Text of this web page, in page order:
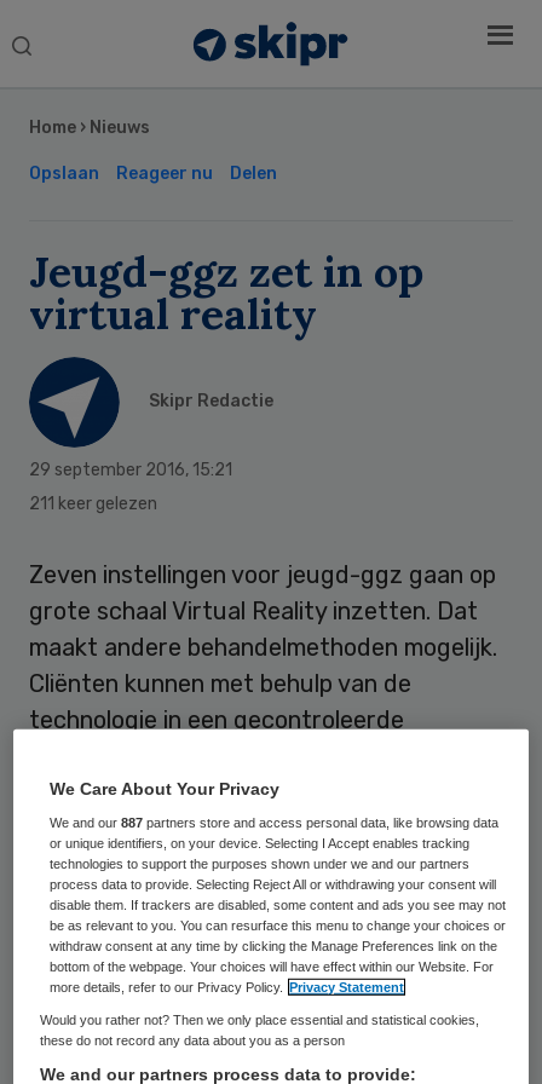
Search
Home › Nieuws
Opslaan Reageer nu Delen
Jeugd-ggz zet in op
virtual reality
Skipr Redactie
29 september 2016, 15:21
211 keer gelezen
Zeven instellingen voor jeugd-ggz gaan op
grote schaal Virtual Reality inzetten. Dat
maakt andere behandelmethoden mogelijk.
Cliënten kunnen met behulp van de
technologie in een gecontroleerde
overwinnen.
De zeven ggz-instellingen verenigd in het
Expertisenetwerk Kinder- en
Jeugdpsychiatrie, werken daarvoor samen
met online behandelplatform Jouw
Omgeving en VR-specialist VRendle,
schrijft Emerce op 29 september.
Sidebar
We Care About Your Privacy
We and our887 partners store and access personal data, like browsing data
or unique identifiers, on your device. Selecting I Accept enables tracking
technologies to support the purposes shown under we and our partners
process data to provide. Selecting Reject All or withdrawing your consent will
disable them. If trackers are disabled, some content and ads you see may not
be as relevant to you. You can resurface this menu to change your choices or
withdraw consent at any time by clicking the Manage Preferences link on the
bottom of the webpage. Your choices will have effect within our Website. For
more details, refer to our Privacy Policy.
Privacy Statement
Would you rather not? Then we only place essential and statistical cookies,
these do not record any data about you as a person
We and our partners process data to provide: